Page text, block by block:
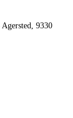
9330